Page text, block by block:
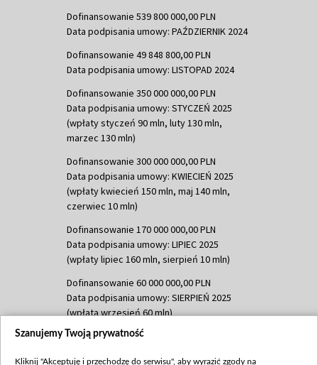
Dofinansowanie 539 800 000,00 PLN
Data podpisania umowy: PAŹDZIERNIK 2024
Dofinansowanie 49 848 800,00 PLN
Data podpisania umowy: LISTOPAD 2024
Dofinansowanie 350 000 000,00 PLN
Data podpisania umowy: STYCZEŃ 2025
(wpłaty styczeń 90 mln, luty 130 mln,
marzec 130 mln)
Dofinansowanie 300 000 000,00 PLN
Data podpisania umowy: KWIECIEŃ 2025
(wpłaty kwiecień 150 mln, maj 140 mln,
czerwiec 10 mln)
Dofinansowanie 170 000 000,00 PLN
Data podpisania umowy: LIPIEC 2025
(wpłaty lipiec 160 mln, sierpień 10 mln)
Dofinansowanie 60 000 000,00 PLN
Data podpisania umowy: SIERPIEŃ 2025
(wpłata wrzesień 60 mln)
Dofinansowanie 635 783 051,21 PLN
Szanujemy Twoją prywatność
Kliknij "Akceptuję i przechodzę do serwisu", aby wyrazić zgody na